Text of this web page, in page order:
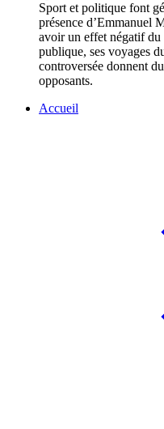
Sport et politique font
présence d’Emmanuel
avoir un effet négatif
publique, ses voyages
controversée donnent
opposants.
Accueil